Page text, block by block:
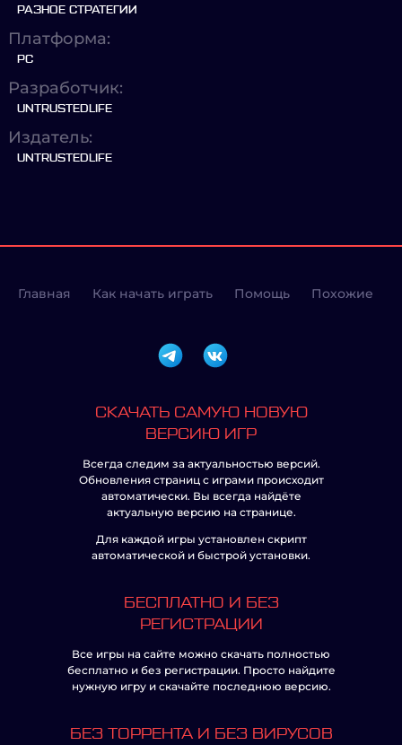
РАЗНОЕ СТРАТЕГИИ
Платформа:
PC
Разработчик:
UNTRUSTEDLIFE
Издатель:
UNTRUSTEDLIFE
Главная Как начать играть Помощь Похожие
СКАЧАТЬ САМУЮ НОВУЮ
ВЕРСИЮ ИГР
Всегда следим за актуальностью версий.
Обновления страниц с играми происходит
автоматически. Вы всегда найдёте
актуальную версию на странице.
Для каждой игры установлен скрипт
автоматической и быстрой установки.
БЕСПЛАТНО И БЕЗ
РЕГИСТРАЦИИ
Все игры на сайте можно скачать полностью
бесплатно и без регистрации. Просто найдите
нужную игру и скачайте последнюю версию.
БЕЗ ТОРРЕНТА И БЕЗ ВИРУСОВ